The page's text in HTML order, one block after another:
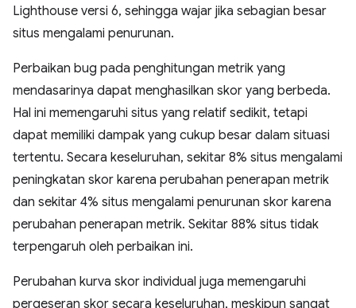
Lighthouse versi 6, sehingga wajar jika sebagian besar
situs mengalami penurunan.
Perbaikan bug pada penghitungan metrik yang
mendasarinya dapat menghasilkan skor yang berbeda.
Hal ini memengaruhi situs yang relatif sedikit, tetapi
dapat memiliki dampak yang cukup besar dalam situasi
tertentu. Secara keseluruhan, sekitar 8% situs mengalami
peningkatan skor karena perubahan penerapan metrik
dan sekitar 4% situs mengalami penurunan skor karena
perubahan penerapan metrik. Sekitar 88% situs tidak
terpengaruh oleh perbaikan ini.
Perubahan kurva skor individual juga memengaruhi
pergeseran skor secara keseluruhan, meskipun sangat